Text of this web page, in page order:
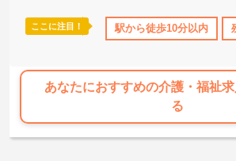
無資格OK 年間休日110日以上
ここに注目！ 駅から徒歩10分以内
あなたにおすすめの介護・福祉
る